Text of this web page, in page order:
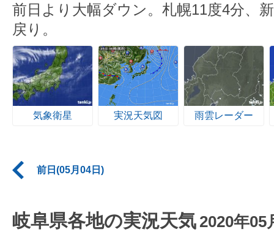
前日より大幅ダウン。札幌11度4分、
戻り。
気象衛星 実況天気図 雨雲レーダー
前日(05月04日)
岐阜県各地の実況天気 2020年05